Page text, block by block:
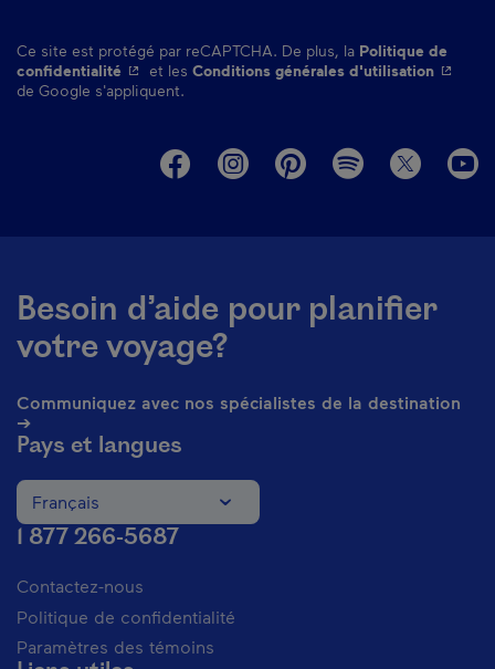
Ce site est protégé par reCAPTCHA. De plus, la Politique de
confidentialité - Cet hyperlien s'ouvrira dans une nouvelle fenêtre.
et les Conditions générales d'utilisation- Cet
de Google s'appliquent.
Besoin d’aide pour planifier
votre voyage?
Communiquez avec nos spécialistes de la destination
➔
Pays et langues
Changer la langue du site Internet. La langue actuelle est
Français
1 877 266-5687
Contactez-nous
Politique de confidentialité
Paramètres des témoins